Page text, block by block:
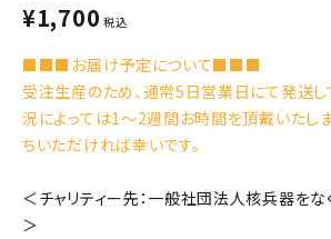
¥1,700 税込
■■■お届け予定について■■■
受注生産のため、通常5日営業日にて発送し
況によっては1〜2週間お時間を頂戴いたし
ちいただければ幸いです。
＜チャリティー先：一般社団法人核兵器をな
＞